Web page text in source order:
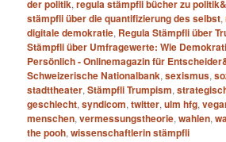
der politik,regula stämpfli bücher zu
stämpfli über die quantifizierung des selbst,
digitale demokratie, Regula Stämpfli über
Stämpfli über Umfragewerte: Wie
Persönlich - Onlinemagazin für
Schweizerische Nationalbank,sexismus,
stadttheater,Stämpfli Trumpism,
geschlecht,syndicom,twitter,ulm hfg,
menschen,vermessungstheorie,wahlen,
the pooh,wissenschaftlerin stämpfli